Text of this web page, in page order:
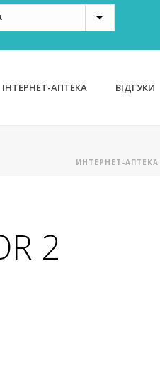
ІНТЕРНЕТ-АПТЕКА ВІДГУКИ
ИНТЕРНЕТ-АПТЕКА
2